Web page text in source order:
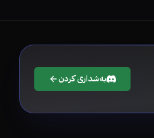
بەشداری کردن